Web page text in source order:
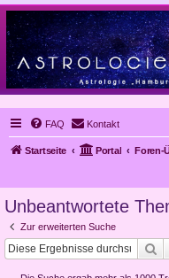
FAQ Kontakt
Startseite Portal Foren-
Unbeantwortete
Zur erweiterten Suche